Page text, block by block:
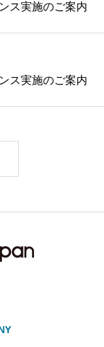
ス実施のご案内
ス実施のご案内